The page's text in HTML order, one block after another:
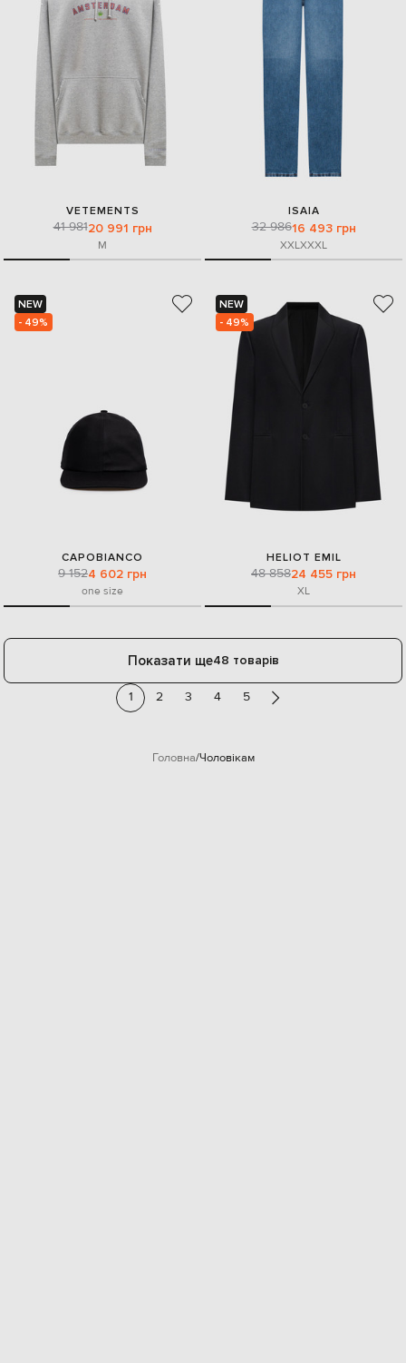
VETEMENTS
41 98120 991 грн
M
ISAIA
32 98616 493 грн
XXLXXXL
NEW
- 49%
CAPOBIANCO
9 1524 602 грн
one size
NEW
- 49%
HELIOT EMIL
48 85824 455 грн
XL
Показати ще48 товарів
1 2 3 4 5
Головна Чоловікам